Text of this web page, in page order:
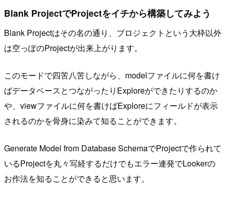
Blank ProjectでProjectをイチから構築してみよう
Blank Projectはその名の通り、プロジェクトという大枠以外
は空っぽのProjectが出来上がります。
このモードで四苦八苦しながら、modelファイルに何を書け
ばデータベースとつながったりExploreができたりするのか
や、viewファイルに何を書けばExploreにフィールドが表示
されるのかを骨身に染みて知ることができます。
Generate Model from Database SchemaでProjectで作られて
いるProjectを丸々写経するだけでもエラー連発でLookerの
お作法を知ることができると思います。